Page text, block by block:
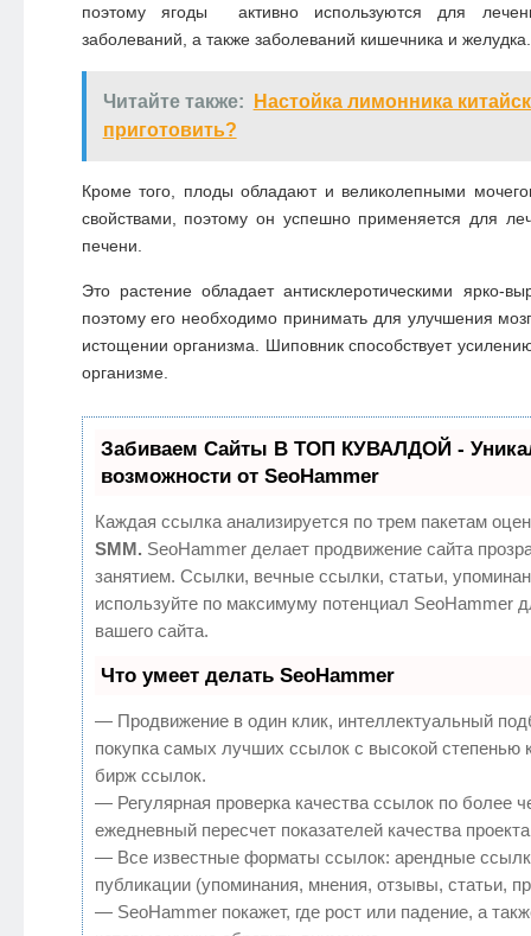
поэтому ягоды активно используются для
заболеваний, а также заболеваний кишечника и желудка.
Читайте также:
Настойка лимонника
приготовить?
Кроме того, плоды обладают и великолепными
свойствами, поэтому он успешно применяется для
печени.
Это растение обладает антисклеротическими ярко-
поэтому его необходимо принимать для улучшения
истощении организма. Шиповник способствует
организме.
Забиваем Сайты В ТОП КУВАЛДОЙ -
возможности от SeoHammer
Каждая ссылка анализируется по трем пакетам
SMM. SeoHammer делает продвижение сайта
занятием. Ссылки, вечные ссылки, статьи,
используйте по максимуму потенциал SeoHammer
вашего сайта.
Что умеет делать SeoHammer
— Продвижение в один клик, интеллектуальный
покупка самых лучших ссылок с высокой степенью
бирж ссылок.
— Регулярная проверка качества ссылок по более
ежедневный пересчет показателей качества
— Все известные форматы ссылок: арендные
публикации (упоминания, мнения, отзывы, статьи,
— SeoHammer покажет, где рост или падение, а